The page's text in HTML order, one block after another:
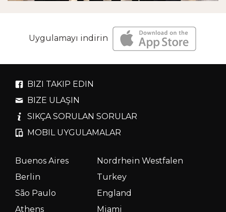
Uygulamayı indirin
BIZI TAKIP EDIN
BIZE ULAŞIN
SIKÇA SORULAN SORULAR
MOBIL UYGULAMALAR
Buenos Aires
Nordrhein Westfalen
Berlin
Turkey
São Paulo
England
Athens
Miami